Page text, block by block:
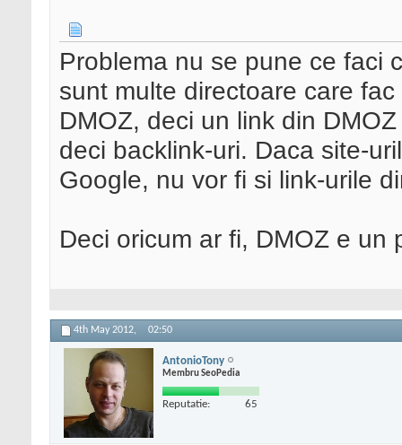
Problema nu se pune ce faci
sunt multe directoare care
DMOZ, deci un link din
deci backlink-uri. Daca site-
Google, nu vor fi si link-urile
Deci oricum ar fi, DMOZ e
4th May 2012, 02:50
AntonioTony
Membru SeoPedia
Reputatie: 65